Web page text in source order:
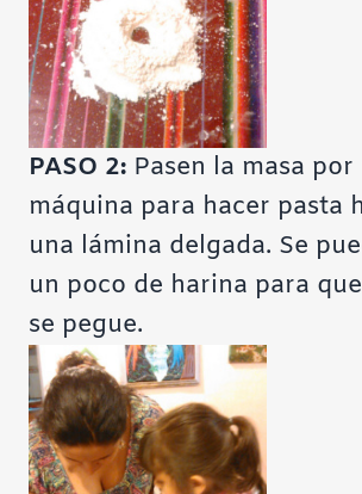
PASO 2: Pasen la masa por
máquina para hacer pasta
una lámina delgada. Se
un poco de harina para
se pegue.